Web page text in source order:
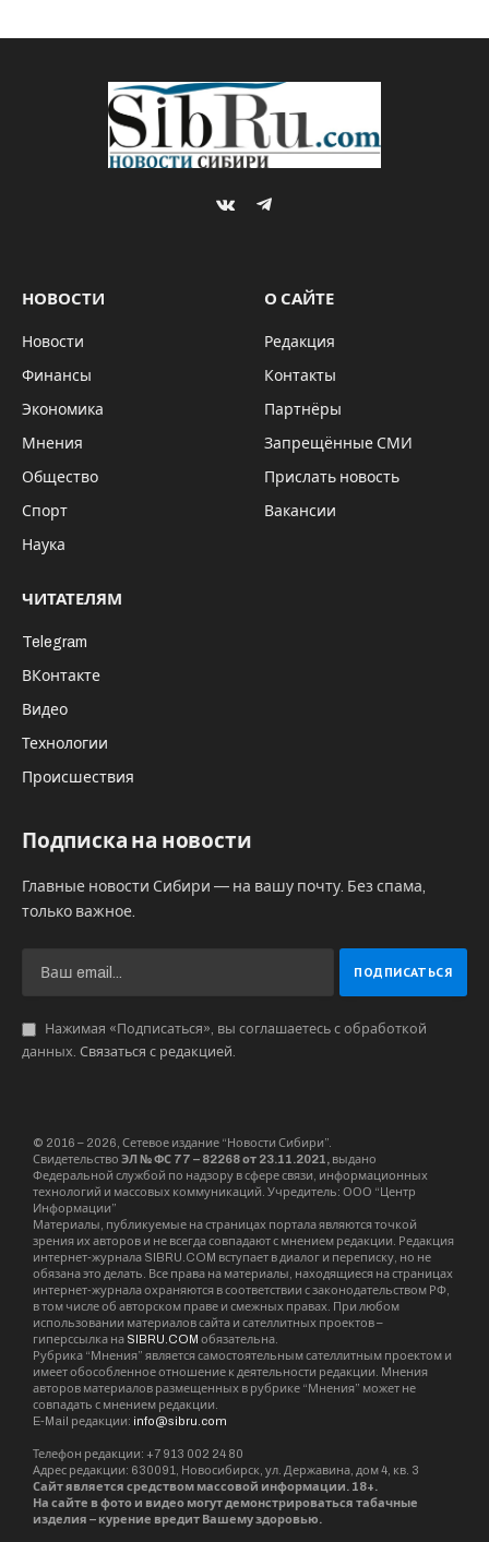
VKontakteTelegram
НОВОСТИ
Новости
Финансы
Экономика
Мнения
Общество
Спорт
Наука
О САЙТЕ
Редакция
Контакты
Партнёры
Запрещённые СМИ
Прислать новость
Вакансии
ЧИТАТЕЛЯМ
Telegram
ВКонтакте
Видео
Технологии
Происшествия
Подписка на новости
Главные новости Сибири — на вашу почту. Без спама,
только важное.
Нажимая «Подписаться», вы соглашаетесь с обработкой
данных. Связаться с редакцией.
© 2016 – 2026, Сетевое издание “Новости Сибири”.
Свидетельство ЭЛ № ФС 77 – 82268 от 23.11.2021, выдано
Федеральной службой по надзору в сфере связи, информационных
технологий и массовых коммуникаций. Учредитель: ООО “Центр
Информации”
Материалы, публикуемые на страницах портала являются точкой
зрения их авторов и не всегда совпадают с мнением редакции. Редакция
интернет-журнала SIBRU.COM вступает в диалог и переписку, но не
обязана это делать. Все права на материалы, находящиеся на страницах
интернет-журнала охраняются в соответствии с законодательством РФ,
в том числе об авторском праве и смежных правах. При любом
использовании материалов сайта и сателлитных проектов –
гиперссылка на SIBRU.COM обязательна.
Рубрика “Мнения” является самостоятельным сателлитным проектом и
имеет обособленное отношение к деятельности редакции. Мнения
авторов материалов размещенных в рубрике “Мнения” может не
совпадать с мнением редакции.
E-Mail редакции: info@sibru.com
Телефон редакции: +7 913 002 24 80
Адрес редакции: 630091, Новосибирск, ул. Державина, дом 4, кв. 3
Сайт является средством массовой информации. 18+.
На сайте в фото и видео могут демонстрироваться табачные
изделия – курение вредит Вашему здоровью.